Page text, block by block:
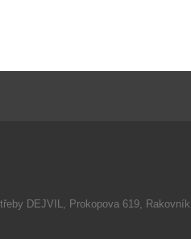
DEJVIL, Prokopova 619, Rakovník